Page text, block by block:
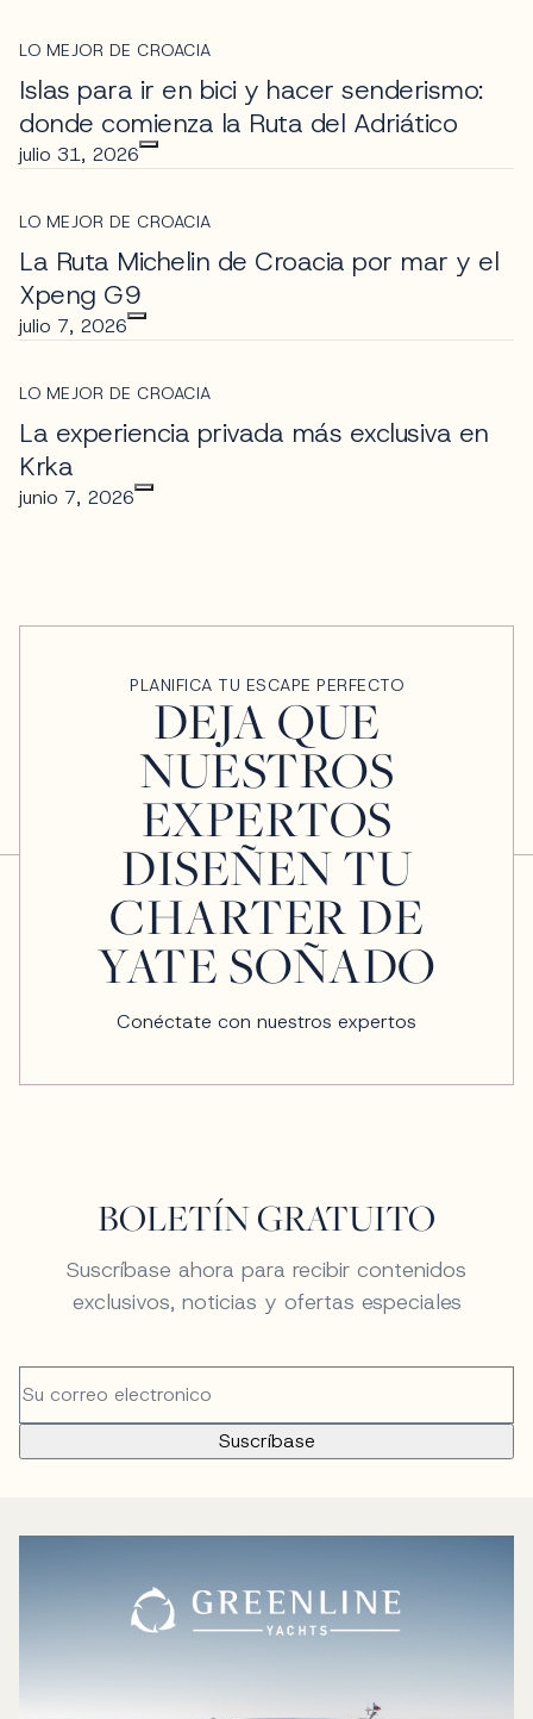
LO MEJOR DE CROACIA
Islas para ir en bici y hacer senderismo:
donde comienza la Ruta del Adriático
julio 31, 2026
LO MEJOR DE CROACIA
La Ruta Michelin de Croacia por mar y el
Xpeng G9
julio 7, 2026
LO MEJOR DE CROACIA
La experiencia privada más exclusiva en
Krka
junio 7, 2026
PLANIFICA TU ESCAPE PERFECTO
DEJA QUE
NUESTROS
EXPERTOS
DISEÑEN TU
CHARTER DE
YATE SOÑADO
Conéctate con nuestros expertos
BOLETÍN GRATUITO
Suscríbase ahora para recibir contenidos
exclusivos, noticias y ofertas especiales